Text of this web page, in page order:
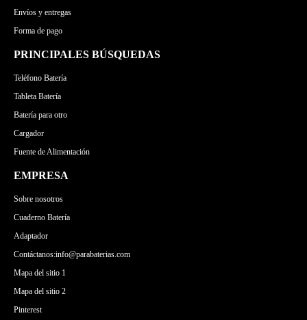
Envíos y entregas
Forma de pago
PRINCIPALES BÚSQUEDAS
Teléfono Batería
Tableta Batería
Batería para otro
Cargador
Fuente de Alimentación
EMPRESA
Sobre nosotros
Cuaderno Batería
Adaptador
Contáctanos:info@parabaterias.com
Mapa del sitio 1
Mapa del sitio 2
Pinterest